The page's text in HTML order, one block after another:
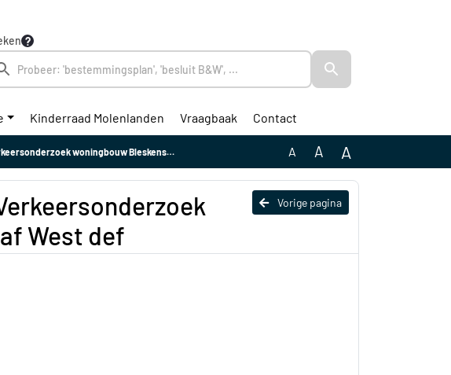
Kinderraad Molenlanden Vraagbaak Contact
woningbouw Bleskensgraaf West def A A A
Vorige pagina
West def